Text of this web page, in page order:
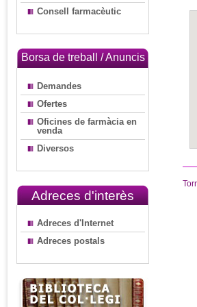
Consell farmacèutic
Borsa de treball / Anuncis
Demandes
Ofertes
Oficines de farmàcia en
venda
Diversos
Adreces d'interès
Adreces d'Internet
Adreces postals